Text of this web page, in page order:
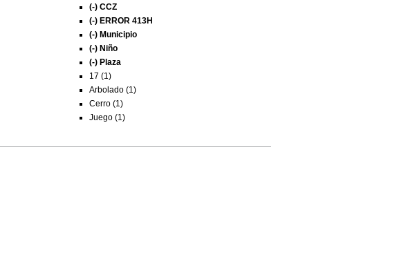
(-) CCZ
(-) ERROR 413H
(-) Municipio
(-) Niño
(-) Plaza
17 (1)
Arbolado (1)
Cerro (1)
Juego (1)